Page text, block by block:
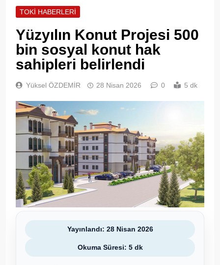
TOKI HABERLERI
Yüzyılın Konut Projesi 500
bin sosyal konut hak
sahipleri belirlendi
Yüksel ÖZDEMİR 28 Nisan 2026 0 5 dk
Yayınlandı: 28 Nisan 2026
Okuma Süresi: 5 dk